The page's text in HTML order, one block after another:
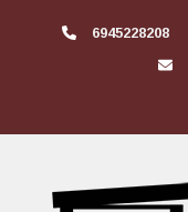
6945228208